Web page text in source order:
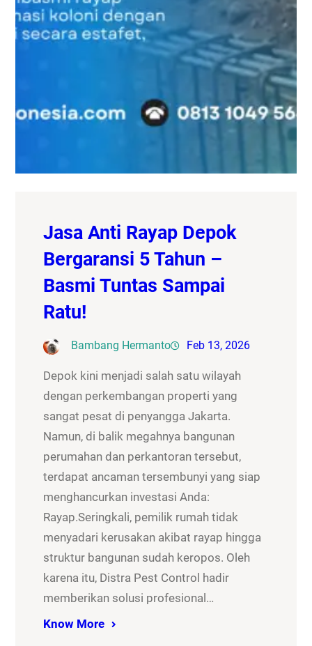
Jasa Anti Rayap Depok
Bergaransi 5 Tahun –
Basmi Tuntas Sampai
Ratu!
Bambang Hermanto Feb 13, 2026
Depok kini menjadi salah satu wilayah
dengan perkembangan properti yang
sangat pesat di penyangga Jakarta.
Namun, di balik megahnya bangunan
perumahan dan perkantoran tersebut,
terdapat ancaman tersembunyi yang siap
menghancurkan investasi Anda:
Rayap.Seringkali, pemilik rumah tidak
menyadari kerusakan akibat rayap hingga
struktur bangunan sudah keropos. Oleh
karena itu, Distra Pest Control hadir
memberikan solusi profesional…
Know More